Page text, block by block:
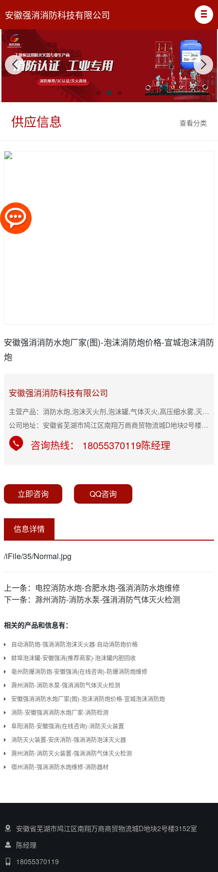
安徽强消消防科技有限公司
查看分类
供应信息
安徽强消消防水炮厂家(图)-泡沫消防炮价格-宣城泡沫消防
炮
安徽强消消防科技有限公司
主营产品：消防水炮,泡沫灭火剂,泡沫罐,气体灭火,高压细水雾,灭火器
公司地址：安徽省芜湖市鸠江区南翔万商商贸物流城D地块2号楼3152室
咨询热线： 18055370119陈经理
立即咨询 QQ咨询
信息详情
/iFile/35/Normal.jpg
上一条： 电控消防水炮-合肥水炮-强消消防水炮维修
下一条： 滁州消防-消防水泵-强消消防气体灭火检测
相关的产品和信息有：
自动消防炮-强消消防泡沫灭火器-自动消防炮价格
蚌埠泡沫罐-安徽强消(推荐商家)-泡沫罐内胆回收
亳州防爆消防炮-安徽强消(在线咨询)-防爆消防炮维修
滁州消防-消防水泵-强消消防气体灭火检测
安徽强消消防水炮厂家(图)-泡沫消防炮价格-宣城泡沫消防炮
消防-安徽强消消防水炮厂家-消防检测
阜阳消防-安徽强消(在线咨询)-消防灭火装置
消防灭火装置-安庆消防-强消消防泡沫灭火器
滁州消防-消防灭火装置-强消消防气体灭火检测
宿州消防-强消消防水炮维修-消防器材
安徽省芜湖市鸠江区南翔万商商贸物流城D地块2号楼3152室
陈经理
18055370119